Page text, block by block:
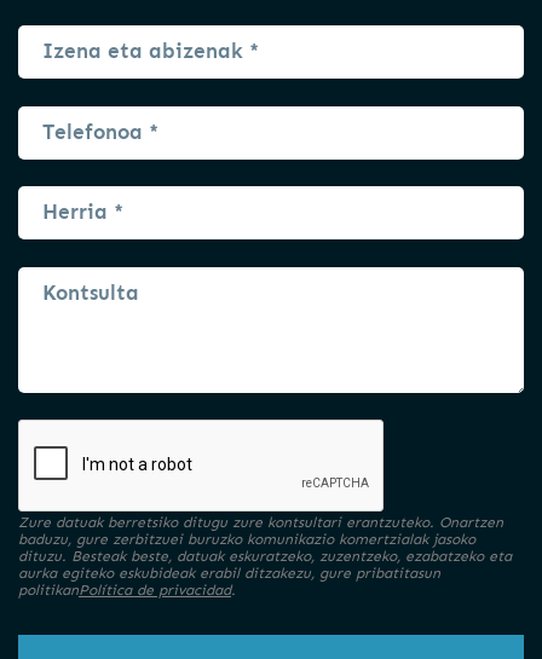
Zure datuak berretsiko ditugu zure kontsultari erantzuteko. Onartzen
baduzu, gure zerbitzuei buruzko komunikazio komertzialak jasoko
dituzu. Besteak beste, datuak eskuratzeko, zuzentzeko, ezabatzeko eta
aurka egiteko eskubideak erabil ditzakezu, gure pribatitasun
politikanPolítica de privacidad.